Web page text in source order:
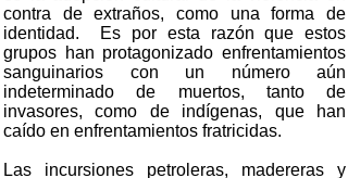
contra de extraños, como una forma de
identidad. Es por esta razón que estos
grupos han protagonizado enfrentamientos
sanguinarios con un número aún
indeterminado de muertos, tanto de
invasores, como de indígenas, que han
caído en enfrentamientos fratricidas.
Las incursiones petroleras, madereras y